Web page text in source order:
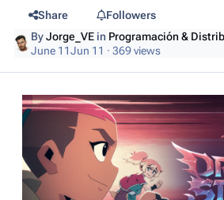
Share
Followers
ByJorge_VE in Programación &
June 11Jun 11 · 369 views